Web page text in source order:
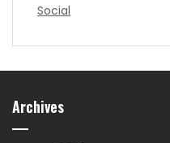
Social
Archives